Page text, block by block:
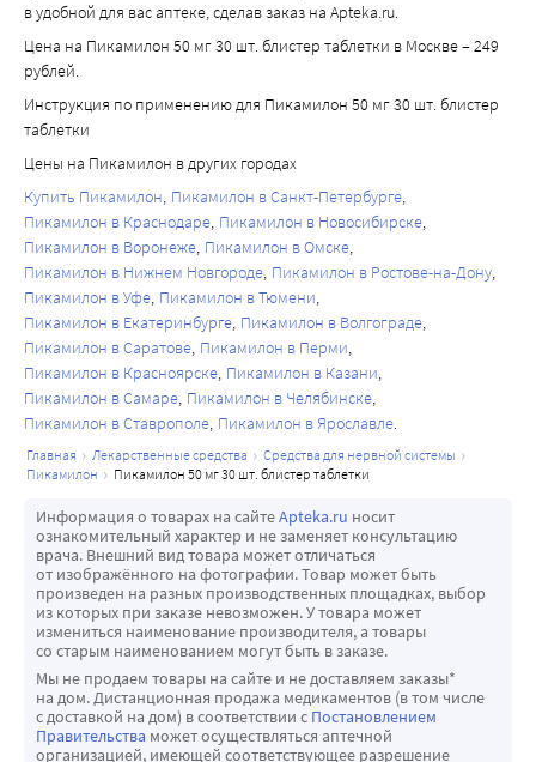
в удобной для вас аптеке, сделав заказ на Apteka.ru.
Цена на Пикамилон 50 мг 30 шт. блистер таблетки в Москве – 249
рублей.
Инструкция по применению для Пикамилон 50 мг 30 шт. блистер
таблетки
Цены на Пикамилон в других городах
Купить Пикамилон Пикамилон в Санкт-Петербурге
Пикамилон в Краснодаре Пикамилон в Новосибирске
Пикамилон в Воронеже Пикамилон в Омске
Пикамилон в Нижнем Новгороде Пикамилон в Ростове-на-Дону
Пикамилон в Уфе Пикамилон в Тюмени
Пикамилон в Екатеринбурге Пикамилон в Волгограде
Пикамилон в Саратове Пикамилон в Перми
Пикамилон в Красноярске Пикамилон в Казани
Пикамилон в Самаре Пикамилон в Челябинске
Пикамилон в Ставрополе Пикамилон в Ярославле
главная лекарственные средства
средства для нервной системы
пикамилон
пикамилон 50 мг 30 шт. блистер таблетки
Информация о товарах на сайтеApteka.ru носит
ознакомительный характер и не заменяет консультацию
врача. Внешний вид товара может отличаться
от изображённого на фотографии. Товар может быть
произведен на разных производственных площадках, выбор
из которых при заказе невозможен. У товара может
измениться наименование производителя, а товары
со старым наименованием могут быть в заказе.
Мы не продаем товары на сайте и не доставляем заказы*
на дом. Дистанционная продажа медикаментов (в том числе
с доставкой на дом) в соответствии с Постановлением
Правительства может осуществляться аптечной
организацией, имеющей соответствующее разрешение